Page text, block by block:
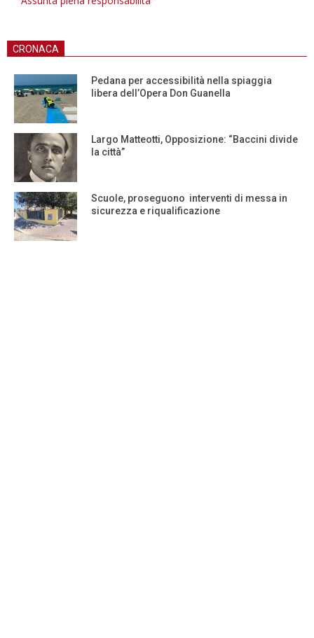
CRONACA
Pedana per accessibilità nella spiaggia
libera dell’Opera Don Guanella
Largo Matteotti, Opposizione: “Baccini divide
la città”
Scuole, proseguono interventi di messa in
sicurezza e riqualificazione